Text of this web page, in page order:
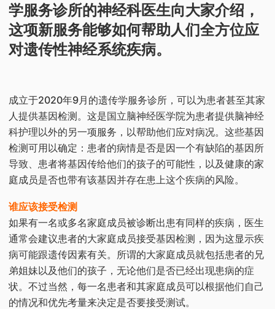
学服务诊所的神经科医生向大家介绍，
这项新服务能够如何帮助人们全方位应
对遗传性神经系统疾病。
成立于2020年9月的遗传学服务诊所，可以为患者甚至其家
人提供基因检测。这是国立脑神经医学院为患者提供脑神经
科护理以外的另一项服务，以帮助他们应对病况。这些基因
检测可用以确定：患者的病情是否是因一个有缺陷的基因所
导致、患者将基因传给他们的孩子的可能性，以及健康的家
庭成员是否也带有该基因并存在患上这个疾病的风险。
谁应该接受检测
如果有一名或多名家庭成员被诊断出患有同样的疾病，医生
通常会建议患者的大家庭成员接受基因检测，因为这显示疾
病可能跟遗传因素有关。所谓的大家庭成员就包括患者的兄
弟姐妹以及他们的孩子，无论他们是否已经出现患病的症
状。不过当然，每一名患者和其家庭成员可以根据他们自己
的情况和优先考量来决定是否要接受测试。